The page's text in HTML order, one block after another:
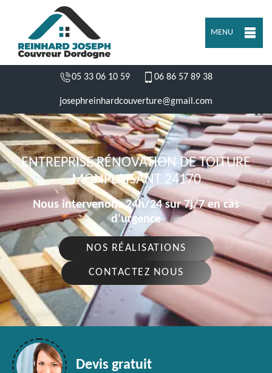
MENU
05 33 06 10 59 06 86 57 89 38
josephreinhardcouverture@gmail.com
ENTREPRISE RÉNOVATION DE TOITURE
MONPLAISANT 24170
Nous intervenons 24h/24 sur 7j/7 en cas
d'urgence
NOS RÉALISATIONS
CONTACTEZ NOUS
Devis gratuit